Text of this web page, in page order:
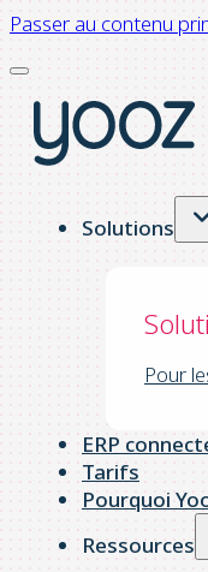
Passer au contenu
Solutions
Pour
ERP
Tarifs
Pourquoi
Ressources